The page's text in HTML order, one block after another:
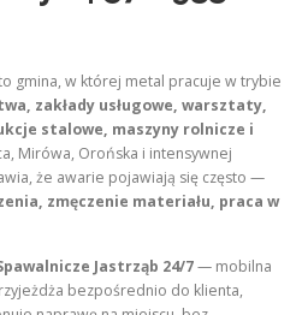
gmina, w której metal pracuje w trybie
zakłady usługowe, warsztaty,
stalowe, maszyny rolnicze i
Mirówa, Orońska i intensywnej
że awarie pojawiają się często —
zmęczenie materiału, praca w
Jastrząb 24/7— mobilna
bezpośrednio do klienta,